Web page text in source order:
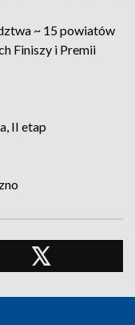
~ 15 powiatów
Finiszy i Premii
II etap